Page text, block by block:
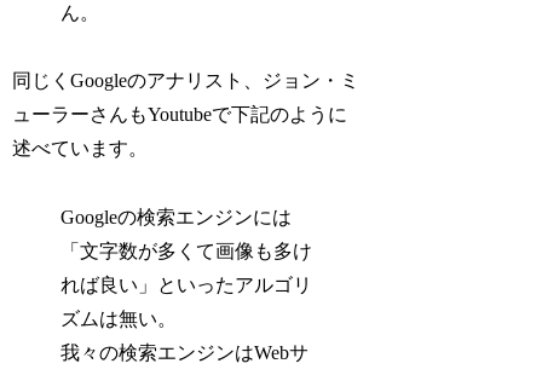
ん。
同じくGoogleのアナリスト、ジョン・ミ
ューラーさんもYoutubeで下記のように
述べています。
Googleの検索エンジンには
「文字数が多くて画像も多け
れば良い」といったアルゴリ
ズムは無い。
我々の検索エンジンはWebサ